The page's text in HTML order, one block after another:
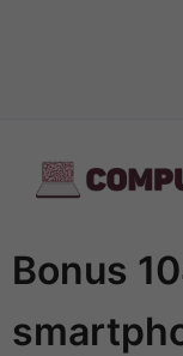
contenuto
Bonus